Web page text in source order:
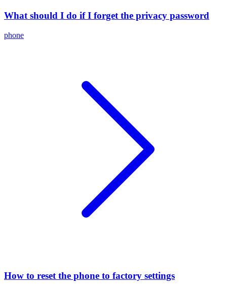
What should I do if I forget the privacy password
phone
How to reset the phone to factory settings